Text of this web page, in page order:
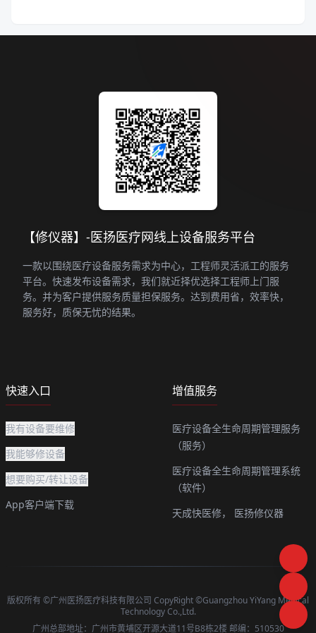
【修仪器】-医扬医疗网线上设备服务平台
一款以围绕医疗设备服务需求为中心，工程师灵活派工的服务
平台。快速发布设备需求，我们就近择优选择工程师上门服
务。并为客户提供服务质量担保服务。达到费用省，效率快，
服务好，质保无忧的结果。
快速入口
我有设备要维修
我能够修设备
想要购买/转让设备
App客户端下载
增值服务
医疗设备全生命周期管理服务
（服务）
医疗设备全生命周期管理系统
（软件）
天成快医修，
医扬修仪器
版权所有 ©广州医扬医疗科技有限公司 CopyRight ©Guangzhou YiYang Medical
Technology Co.,Ltd.
广州总部地址：广州市黄埔区开源大道11号B8栋2楼 邮编：510530